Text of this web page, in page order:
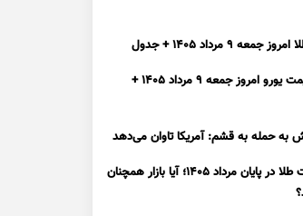
۹ مرداد ۱۴۰۵ + جدول
قیمت دلار و قیمت یورو امروز جمعه ۹ مرداد ۱۴۰۵ +
به حمله به قشم: آمریکا تاوان می‌دهد
پیش بینی قیمت طلا در پایان مرداد 1405؛ آیا بازار همچنان